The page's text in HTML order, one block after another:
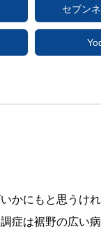
セブン
かにもと思うけ
症は裾野の広い